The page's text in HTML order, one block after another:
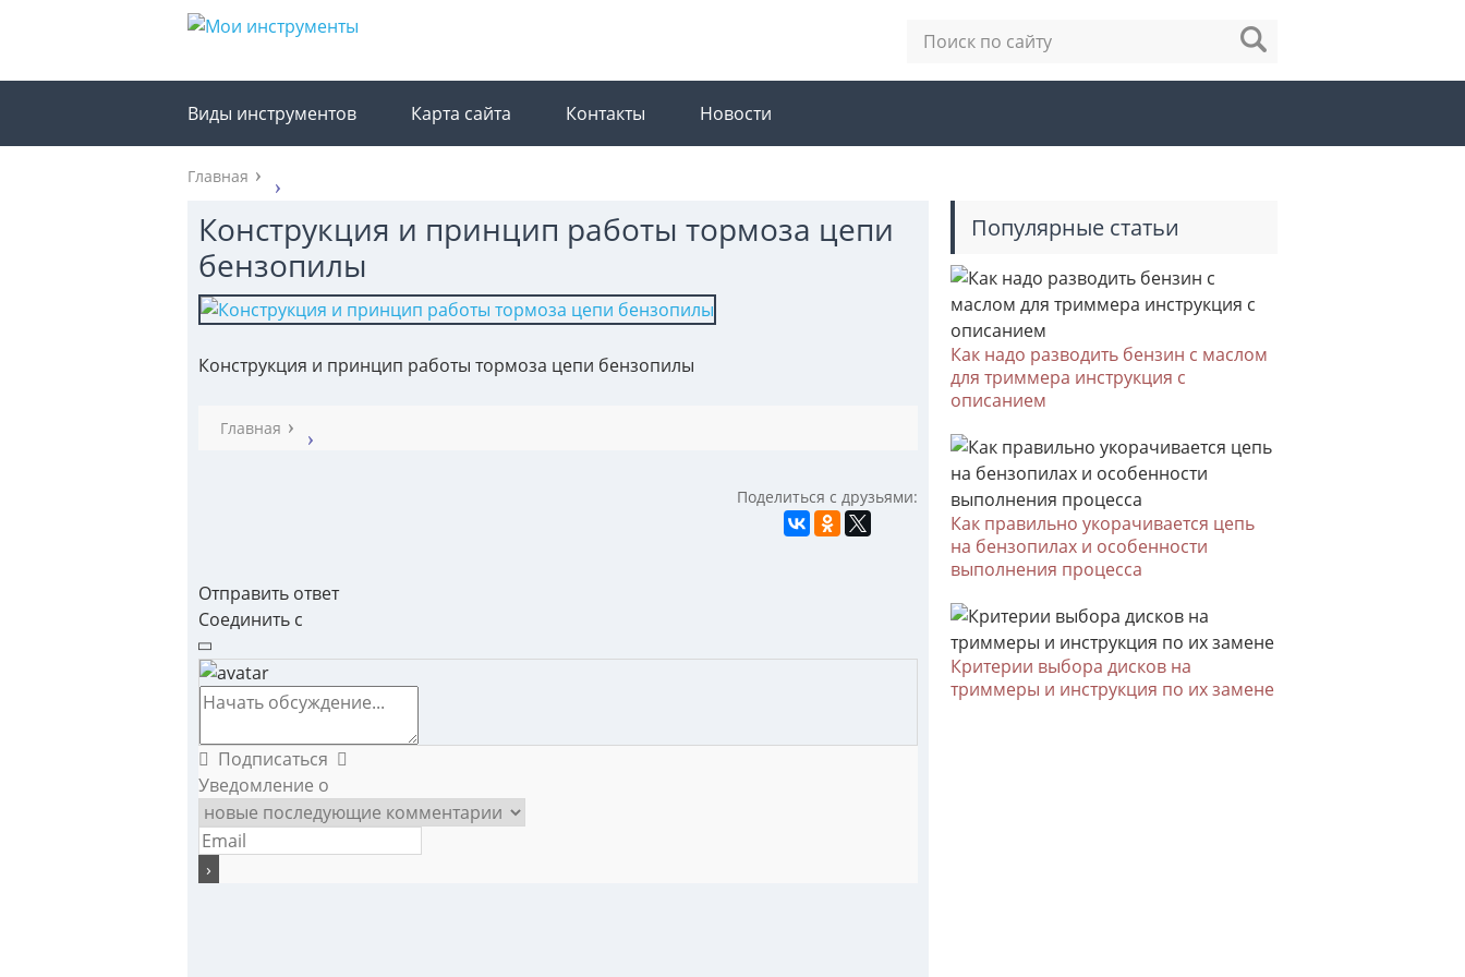
Виды инструментов Карта сайта Контакты Новости
Главная
Конструкция и принцип работы тормоза цепи
бензопилы
Конструкция и принцип работы тормоза цепи бензопилы
Главная
Поделиться с друзьями:
Отправить ответ
Соединить с
Подписаться
Уведомление о
Популярные статьи
Как надо разводить бензин с маслом
для триммера инструкция с
описанием
Как правильно укорачивается цепь
на бензопилах и особенности
выполнения процесса
Критерии выбора дисков на
триммеры и инструкция по их замене